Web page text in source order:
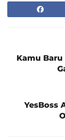
Kamu
YesBoss